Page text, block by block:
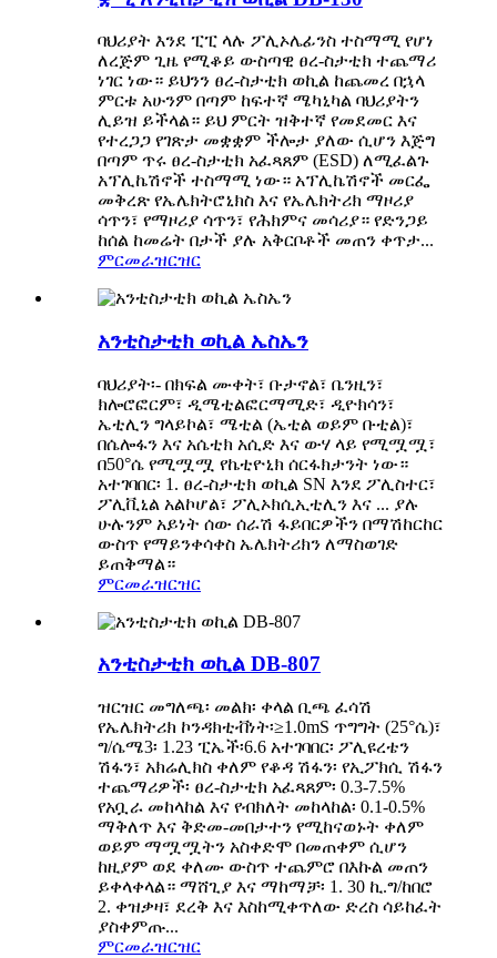
ባህሪያት እንደ ፒፒ ላሉ ፖሊኦሌፊንስ ተስማሚ የሆነ
ለረጅም ጊዜ የሚቆይ ውስጣዊ ፀረ-ስታቲክ ተጨማሪ
ነገር ነው። ይህንን ፀረ-ስታቲክ ወኪል ከጨመረ በኋላ
ምርቱ አሁንም በጣም ከፍተኛ ሜካኒካል ባህሪያትን
ሊይዝ ይችላል። ይህ ምርት ዝቅተኛ የመደመር እና
የተረጋጋ የገጽታ መቋቋም ችሎታ ያለው ሲሆን እጅግ
በጣም ጥሩ ፀረ-ስታቲክ አፈጻጸም (ESD) ለሚፈልጉ
አፕሊኬሽኖች ተስማሚ ነው። አፕሊኬሽኖች መርፌ
መቅረጽ የኤሌክትሮኒክስ እና የኤሌክትሪክ ማዞሪያ
ሳጥን፣ የማዞሪያ ሳጥን፣ የሕክምና መሳሪያ። የድንጋይ
ከሰል ከመሬት በታች ያሉ አቅርቦቶች መጠን ቀጥታ...
ምርመራዝርዝር
አንቲስታቲክ ወኪል ኤስኤን
ባህሪያት፡- በክፍል ሙቀት፣ ቡታኖል፣ ቤንዚን፣
ክሎሮፎርም፣ ዲሜቲልፎርማሚድ፣ ዲዮክሳን፣
ኤቲሊን ግላይኮል፣ ሜቲል (ኤቲል ወይም ቡቲል)፣
በሴሎፋን እና አሴቲክ አሲድ እና ውሃ ላይ የሚሟሟ፣
በ50°ሴ የሚሟሟ የኬቲዮኒክ ሰርፋክታንት ነው።
አተገባበር፡ 1. ፀረ-ስታቲክ ወኪል SN እንደ ፖሊስተር፣
ፖሊቪኒል አልኮሆል፣ ፖሊኦክሲኢቲሊን እና ... ያሉ
ሁሉንም አይነት ሰው ሰራሽ ፋይበርዎችን በማሽከርከር
ውስጥ የማይንቀሳቀስ ኤሌክትሪክን ለማስወገድ
ይጠቅማል።
ምርመራዝርዝር
አንቲስታቲክ ወኪል DB-807
ዝርዝር መግለጫ፡ መልክ፡ ቀላል ቢጫ ፈሳሽ
የኤሌክትሪክ ኮንዳክቲቭነት፡≥1.0mS ጥግግት (25°ሴ)፣
ግ/ሴሜ3፡ 1.23 ፒኤች፡6.6 አተገባበር፡ ፖሊዩረቴን
ሽፋን፣ አክሬሊክስ ቀለም የቆዳ ሽፋን፡ የኢፖክሲ ሽፋን
ተጨማሪዎች፡ ፀረ-ስታቲክ አፈጻጸም፡ 0.3-7.5%
የአቧራ መከላከል እና የብክለት መከላከል፡ 0.1-0.5%
ማቅለጥ እና ቅድመ-መበታተን የሚከናወኑት ቀለም
ወይም ማሟሟትን አስቀድሞ በመጠቀም ሲሆን
ከዚያም ወደ ቀለሙ ውስጥ ተጨምሮ በእኩል መጠን
ይቀላቀላል። ማሸጊያ እና ማከማቻ፡ 1. 30 ኪ.ግ/ከበሮ
2. ቀዝቃዛ፣ ደረቅ እና እስከሚቀጥለው ድረስ ሳይከፈት
ያስቀምጡ...
ምርመራዝርዝር